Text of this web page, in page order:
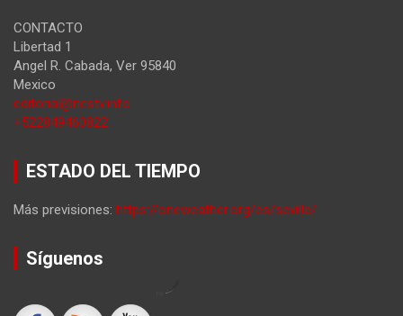
CONTACTO
Libertad 1
Angel R. Cabada, Ver 95840
Mexico
editorial@ncstv.info
+522849460822
ESTADO DEL TIEMPO
Más previsiones: https://oneweather.org/es/seville/
Síguenos